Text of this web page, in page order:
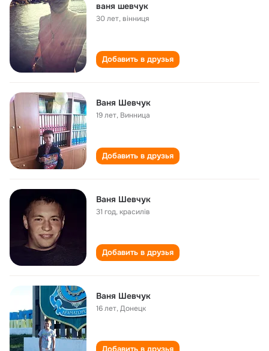
ваня шевчук
30 лет,вінниця
Добавить в друзья
Ваня Шевчук
19 лет, Винница
Добавить в друзья
Ваня Шевчук
31 год,красилів
Добавить в друзья
Ваня Шевчук
16 лет,Донецк
Добавить в друзья